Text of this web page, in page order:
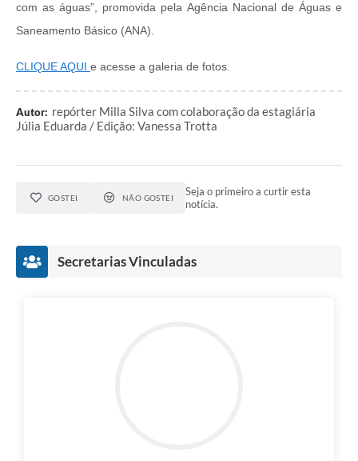
com as águas”, promovida pela Agência Nacional de Águas e
Saneamento Básico (ANA).
CLIQUE AQUI e acesse a galeria de fotos.
Autor: repórter Milla Silva com colaboração da estagiária
Júlia Eduarda / Edição: Vanessa Trotta
GOSTEI NÃO GOSTEI
Seja o primeiro a curtir esta
notícia.
Secretarias Vinculadas